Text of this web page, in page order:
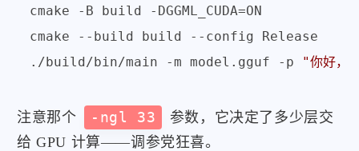
cmake -B build -DGGML_CUDA=ON
cmake --build build --config Release
./build/bin/main -m model.gguf -p
"你好，
注意那个 -ngl 33
参数，它决定了多少层交
给 GPU 计算——调参党狂喜。